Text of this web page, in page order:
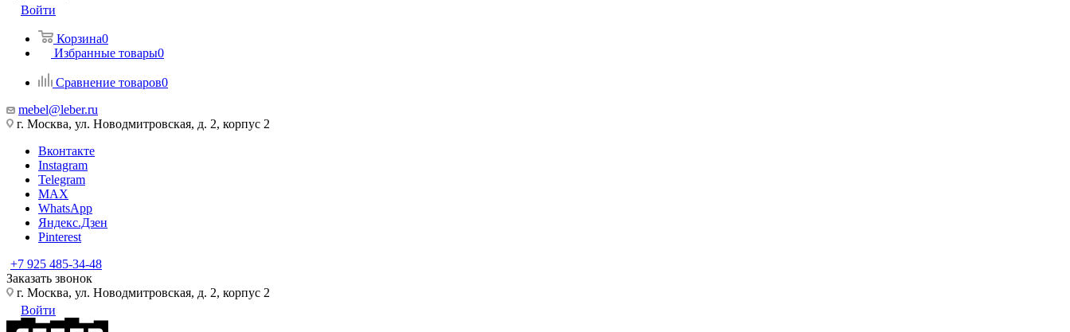
Войти
Корзина0
Избранные товары0
Сравнение товаров0
mebel@leber.ru
г. Москва, ул. Новодмитровская, д. 2, корпус 2
Вконтакте
Instagram
Telegram
MAX
WhatsApp
Яндекс.Дзен
Pinterest
+7 925 485-34-48
Заказать звонок
г. Москва, ул. Новодмитровская, д. 2, корпус 2
Войти